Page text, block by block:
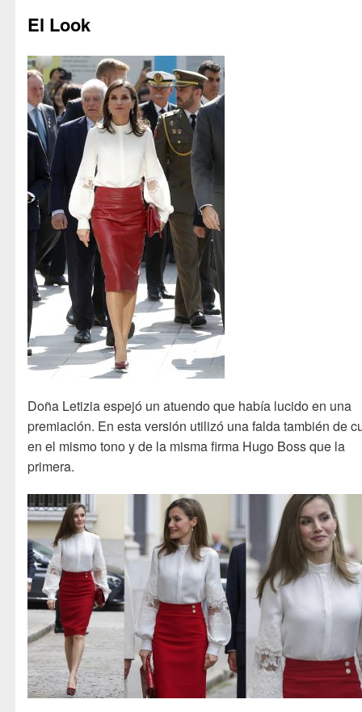
El Look
Doña Letizia espejó un atuendo que había lucido en una
premiación. En esta versión utilizó una falda también de
en el mismo tono y de la misma firma Hugo Boss que la
primera.